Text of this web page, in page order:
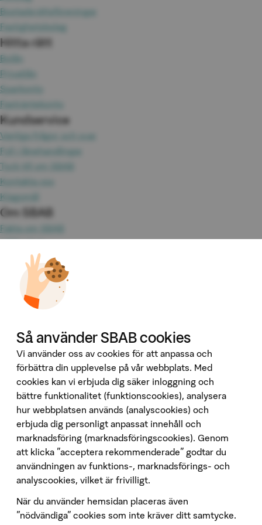
Bostadsrättsföreningar
Fastighetsbolag
Hitta rätt
Bolån
Privatlån
Sparkonto
Fasträntekonto
Kundservice
Vanliga frågor och svar
Fyll i lånehandlingar
Tyck till om SBAB
Kontakta oss
Klagomål
Om SBAB
Fakta om SBAB
Jobba hos oss
Investor Relations
Omvärld & analyser
Våra tjänster
Booli
Booli Pro
Hittamäklare
Developer Portal
Följ oss på sociala medier
Penningtvätt
Så använder SBAB cookies
Vi använder oss av cookies för att anpassa och
förbättra din upplevelse på vår webbplats. Med
cookies kan vi erbjuda dig säker inloggning och
bättre funktionalitet (funktionscookies), analysera
hur webbplatsen används (analyscookies) och
erbjuda dig personligt anpassat innehåll och
marknadsföring (marknadsföringscookies). Genom
att klicka "acceptera rekommenderade" godtar du
användningen av funktions-, marknadsförings- och
analyscookies, vilket är frivilligt.
När du använder hemsidan placeras även
”nödvändiga” cookies som inte kräver ditt samtycke.